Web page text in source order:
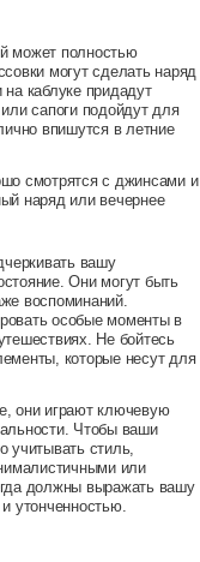
может полностью
могут сделать наряд
каблуке придадут
сапоги подойдут для
впишутся в летние
смотрятся с джинсами и
наряд или вечернее
вашу
Они могут быть
воспоминаний.
особые моменты в
Не бойтесь
которые несут для
они играют ключевую
Чтобы ваши
учитывать стиль,
или
должны выражать вашу
утонченностью.